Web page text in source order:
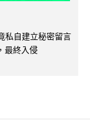
私自建立秘密留言
最終入侵